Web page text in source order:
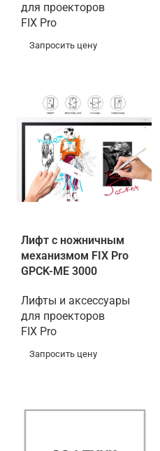
для проекторов
FIX Pro
Запросить цену
Лифт с ножничным
механизмом FIX Pro
GPCK-ME 3000
Лифты и аксессуары
для проекторов
FIX Pro
Запросить цену